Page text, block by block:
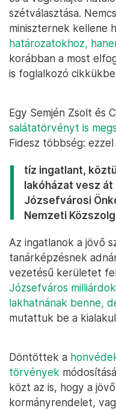
szétválasztása.
miniszternek kellene
határozatokhoz,
korábban a most
is foglalkozó
Egy Semjén Zsolt és
salátatörvényt is
Fidesz többség:
tíz ingatlant,
lakóházat vesz át
Józsefvárosi
Nemzeti
Az ingatlanok a jövő
tanárképzésnek
vezetésű kerületet
Józsefváros
lakhatnának benne,
mutattuk be a
Döntöttek a
törvények
közt az is, hogy a
kormányrendelet,